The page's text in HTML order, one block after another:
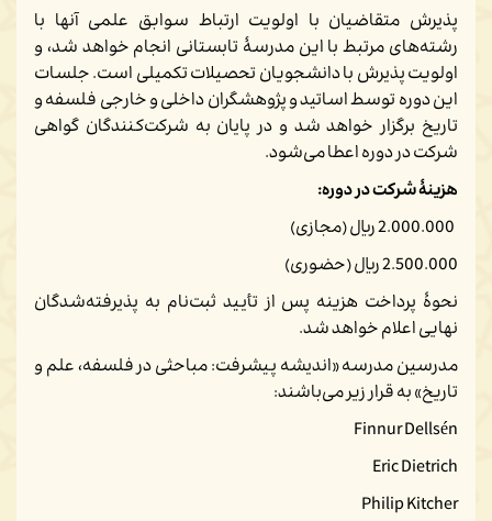
پذیرش متقاضیان با اولویت ارتباط سوابق علمی آنها با
رشته‌های مرتبط با این مدرسۀ تابستانی انجام خواهد شد، و
اولویت پذیرش با دانشجویان تحصیلات تکمیلی است. جلسات
این دوره توسط اساتید و پژوهشگران داخلی و خارجی فلسفه و
تاریخ برگزار خواهد شد و در پایان به شرکت‌کنندگان گواهی
شرکت در دوره اعطا می‌شود.
هزینۀ شرکت در دوره:
2.500.000 ریال (حضوری)
نحوۀ پرداخت هزینه پس از تأیید ثبت‌نام به پذیرفته‌شدگان
نهایی اعلام خواهد شد.
مدرسین مدرسه «اندیشه پیشرفت: مباحثی در فلسفه، علم و
تاریخ» به قرار زیر می‌باشند:
Finnur Dellsén
Eric Dietrich
Philip Kitcher